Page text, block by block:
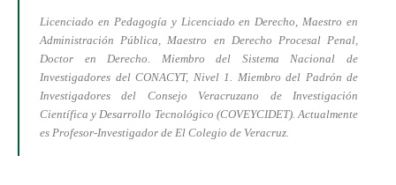
Licenciado en Pedagogía y Licenciado en Derecho, Maestro en
Administración Pública, Maestro en Derecho Procesal Penal,
Doctor en Derecho. Miembro del Sistema Nacional de
Investigadores del CONACYT, Nivel 1. Miembro del Padrón de
Investigadores del Consejo Veracruzano de Investigación
Científica y Desarrollo Tecnológico (COVEYCIDET). Actualmente
es Profesor-Investigador de El Colegio de Veracruz.